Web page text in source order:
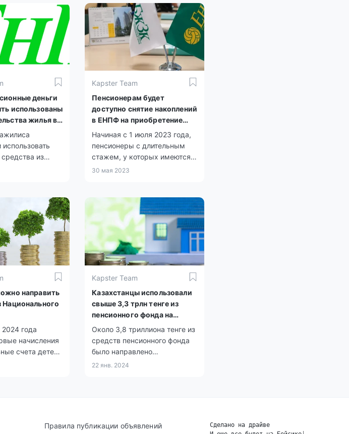
деньги
использованы
жилья в
из
жилищной
Kapster Team
Пенсионерам будет
доступно снятие накоплений
в ЕНПФ на приобретение
жилья
Начиная с 1 июля 2023 года,
пенсионеры с длительным
стажем, у которых имеются
пенсионные накопления в
возможность использовать
свои накопления на
улучшение жилищных
условий или оплату
медицинских расходов.
30 мая 2023
направить
Национального
года
начисления
счета детей
РК. Определены
Kapster Team
Казахстанцы использовали
свыше 3,3 трлн тенге из
пенсионного фонда на
жилье
Около 3,8 триллиона тенге из
средств пенсионного фонда
было направлено
казахстанцами на покупку
22 янв. 2024
Правила публикации объявлений
Сделано на драйве